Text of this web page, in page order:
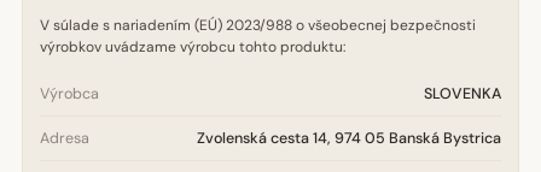
V súlade s nariadením (EÚ) 2023/988 o všeobecnej bezpečnosti
výrobkov uvádzame výrobcu tohto produktu:
Výrobca SLOVENKA
Adresa Zvolenská cesta 14, 974 05 Banská Bystrica